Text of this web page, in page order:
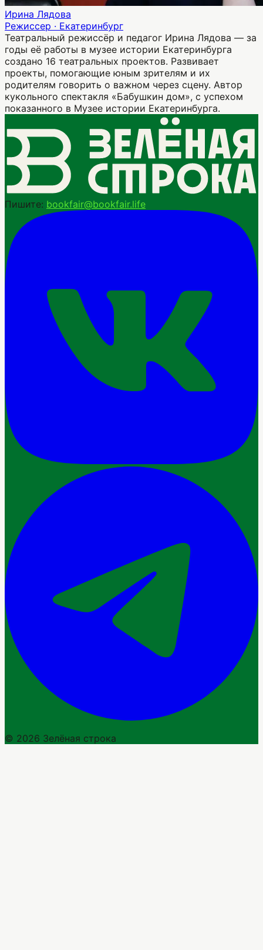
Ирина Лядова
Режиссер · Екатеринбург
Театральный режиссёр и педагог Ирина Лядова — за
годы её работы в музее истории Екатеринбурга
создано 16 театральных проектов. Развивает
проекты, помогающие юным зрителям и их
родителям говорить о важном через сцену. Автор
кукольного спектакля «Бабушкин дом», с успехом
показанного в Музее истории Екатеринбурга.
Пишите: bookfair@bookfair.life
© 2026 Зелёная строка